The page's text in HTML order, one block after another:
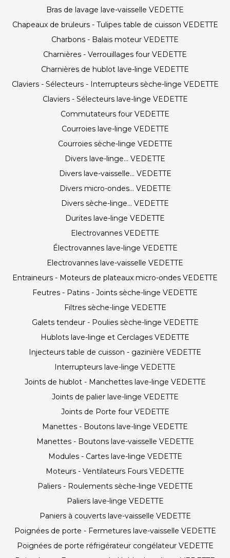
Bras de lavage lave-vaisselle VEDETTE
Chapeaux de bruleurs - Tulipes table de cuisson VEDETTE
Charbons - Balais moteur VEDETTE
Charnières - Verrouillages four VEDETTE
Charnières de hublot lave-linge VEDETTE
Claviers - Sélecteurs - Interrupteurs sèche-linge VEDETTE
Claviers - Sélecteurs lave-linge VEDETTE
Commutateurs four VEDETTE
Courroies lave-linge VEDETTE
Courroies sèche-linge VEDETTE
Divers lave-linge... VEDETTE
Divers lave-vaisselle... VEDETTE
Divers micro-ondes... VEDETTE
Divers sèche-linge... VEDETTE
Durites lave-linge VEDETTE
Electrovannes VEDETTE
Électrovannes lave-linge VEDETTE
Electrovannes lave-vaisselle VEDETTE
Entraineurs - Moteurs de plateaux micro-ondes VEDETTE
Feutres - Patins - Joints sèche-linge VEDETTE
Filtres sèche-linge VEDETTE
Galets tendeur - Poulies sèche-linge VEDETTE
Hublots lave-linge et Cerclages VEDETTE
Injecteurs table de cuisson - gazinière VEDETTE
Interrupteurs lave-linge VEDETTE
Joints de hublot - Manchettes lave-linge VEDETTE
Joints de palier lave-linge VEDETTE
Joints de Porte four VEDETTE
Manettes - Boutons lave-linge VEDETTE
Manettes - Boutons lave-vaisselle VEDETTE
Modules - Cartes lave-linge VEDETTE
Moteurs - Ventilateurs Fours VEDETTE
Paliers - Roulements sèche-linge VEDETTE
Paliers lave-linge VEDETTE
Paniers à couverts lave-vaisselle VEDETTE
Poignées de porte - Fermetures lave-vaisselle VEDETTE
Poignées de porte réfrigérateur congélateur VEDETTE